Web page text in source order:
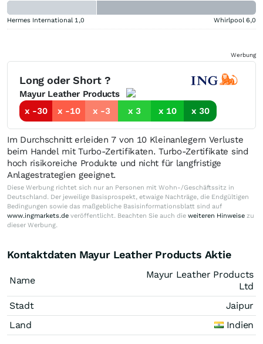
Hermes International 1,0 Whirlpool 6,0
Werbung
Long oder Short ?
Mayur Leather Products
x -30
x -10 x -3 x 3 x 10 x 30
Im Durchschnitt erleiden 7 von 10 Kleinanlegern Verluste
beim Handel mit Turbo-Zertifikaten. Turbo-Zertifikate sind
hoch risikoreiche Produkte und nicht für langfristige
Anlagestrategien geeignet.
Diese Werbung richtet sich nur an Personen mit Wohn-/Geschäftssitz in
Deutschland. Der jeweilige Basisprospekt, etwaige Nachträge, die Endgültigen
Bedingungen sowie das maßgebliche Basisinformationsblatt sind auf
www.ingmarkets.de veröffentlicht. Beachten Sie auch die weiteren Hinweise zu
dieser Werbung.
Kontaktdaten Mayur Leather Products Aktie
Name
Mayur Leather Products
Ltd
Stadt
Jaipur
Land
Indien